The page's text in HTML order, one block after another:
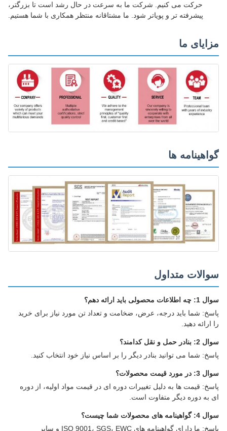
حرکت می کنیم. شرکت ما به سرعت در حال رشد است تا بزرگتر،
پیشرفته تر و پویاتر شود. ما مشتاقانه منتظر همکاری با شما هستیم.
ما
ها
متداول
باید ارائه دهم؟
شما باید درجه، عرض، ضخامت و تعداد تن مورد نیاز برای خرید
دهید.
و نقل کدامند؟
شما می توانید بنادر دیگر را بر اساس نیاز خود انتخاب کنید.
قیمت محصولات؟
قیمت ها به دلیل تغییرات دوره ای در قیمت مواد اولیه، از دوره
دوره دیگر متفاوت است.
محصولات شما چیست؟
پاسخ: ما دارای گواهینامه های ISO 9001، SGS، EWC و سایر